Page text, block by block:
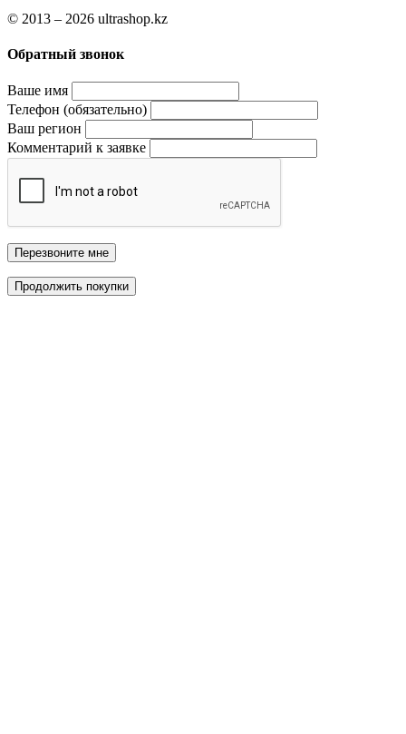
© 2013 – 2026 ultrashop.kz
Обратный звонок
Ваше имя
Телефон (обязательно)
Ваш регион
Комментарий к заявке
Перезвоните мне
Продолжить покупки